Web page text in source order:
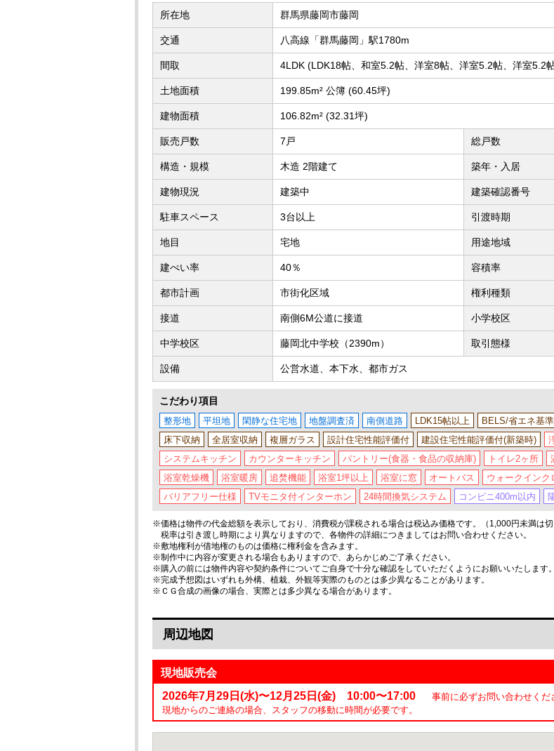
所在地 群馬県藤岡市藤岡
交通 八高線「群馬藤岡」駅1780m
間取 4LDK (LDK18帖、和室5.2帖、洋室8帖、洋室5.2帖、洋室5.2
土地面積 199.85m² 公簿 (60.45坪)
建物面積 106.82m² (32.31坪)
販売戸数 7戸 総戸数
構造・規模 木造 2階建て 築年・入居
建物現況 建築中 建築確認番号
駐車スペース 3台以上 引渡時期
地目 宅地 用途地域
建ぺい率 40％ 容積率
都市計画 市街化区域 権利種類
接道 南側6M公道に接道 小学校区
中学校区 藤岡北中学校（2390m） 取引態様
設備 公営水道、本下水、都市ガス
こだわり項目
整形地 平坦地 閑静な住宅地 地盤調査済 南側道路 LDK15帖以上 BELS/省エネ基
床下収納
全居室収納 複層ガラス 設計住宅性能評価付 建設住宅性能評価付(新築時)
システムキッチン
カウンターキッチン パントリー(食器・食品の収納庫) トイレ2ヶ所
浴室乾燥機
浴室暖房 追焚機能 浴室1坪以上 浴室に窓 オートバス ウォークインク
バリアフリー仕様
TVモニタ付インターホン 24時間換気システム コンビニ400m以内
※価格は物件の代金総額を表示しており、消費税が課税される場合は税込み価格です。（1,000円未満は切
税率は引き渡し時期により異なりますので、各物件の詳細につきましてはお問い合わせください。
※敷地権利が借地権のものは価格に権利金を含みます。
※制作中に内容が変更される場合もありますので、あらかじめご了承ください。
※購入の前には物件内容や契約条件についてご自身で十分な確認をしていただくようにお願いいたします。
※完成予想図はいずれも外構、植栽、外観等実際のものとは多少異なることがあります。
※ＣＧ合成の画像の場合、実際とは多少異なる場合があります。
周辺地図
現地販売会
2026年7月29日(水)〜12月25日(金) 10:00〜17:00
事前に必ずお問い合わせくだ
現地からのご連絡の場合、スタッフの移動に時間が必要です。